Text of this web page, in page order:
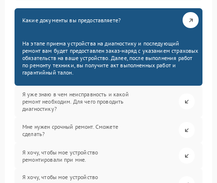
Какие документы вы предоставляете?
На этапе приема устройства на диагностику и последующий
ремонт вам будет предоставлен заказ-наряд с указанием страховых
обязательств на ваше устройство. Далее, после выполнения работ
по ремонту техники, вы получите акт выполненных работ и
гарантийный талон.
Я уже знаю в чем неисправность и какой
ремонт необходим. Для чего проводить
диагностику?
Мне нужен срочный ремонт. Сможете
сделать?
Я хочу, чтобы мое устройство
ремонтировали при мне.
Я хочу, чтобы мое устройство